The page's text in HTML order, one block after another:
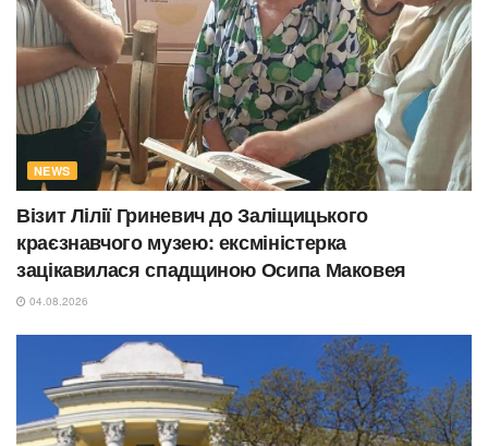
NEWS
Візит Лілії Гриневич до Заліщицького
краєзнавчого музею: ексміністерка
зацікавилася спадщиною Осипа Маковея
04.08.2026